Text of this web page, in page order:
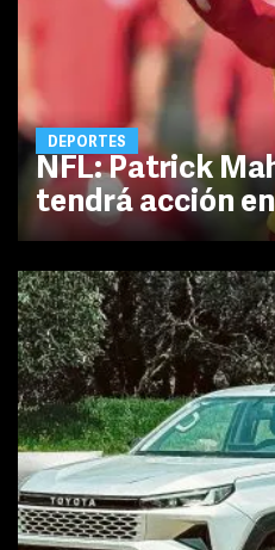
DEPORTES
NFL: Patrick
tendrá acción